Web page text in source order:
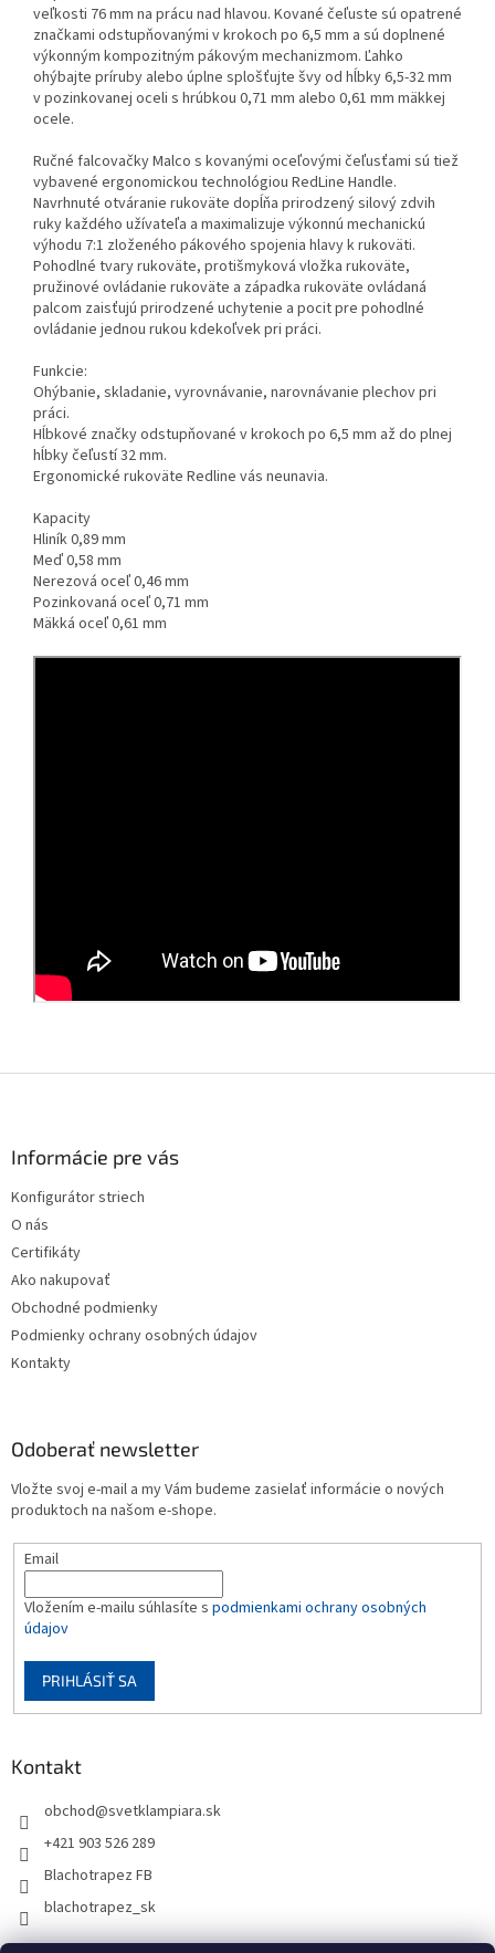
veľkosti 76 mm na prácu nad hlavou. Kované čeľuste sú opatrené
značkami odstupňovanými v krokoch po 6,5 mm a sú doplnené
výkonným kompozitným pákovým mechanizmom. Ľahko
ohýbajte príruby alebo úplne splošťujte švy od hĺbky 6,5-32 mm
v pozinkovanej oceli s hrúbkou 0,71 mm alebo 0,61 mm mäkkej
ocele.
Ručné falcovačky Malco s kovanými oceľovými čeľusťami sú tiež
vybavené ergonomickou technológiou RedLine Handle.
Navrhnuté otváranie rukoväte dopĺňa prirodzený silový zdvih
ruky každého užívateľa a maximalizuje výkonnú mechanickú
výhodu 7:1 zloženého pákového spojenia hlavy k rukoväti.
Pohodlné tvary rukoväte, protišmyková vložka rukoväte,
pružinové ovládanie rukoväte a západka rukoväte ovládaná
palcom zaisťujú prirodzené uchytenie a pocit pre pohodlné
ovládanie jednou rukou kdekoľvek pri práci.
Funkcie:
Ohýbanie, skladanie, vyrovnávanie, narovnávanie plechov pri
práci.
Hĺbkové značky odstupňované v krokoch po 6,5 mm až do plnej
hĺbky čeľustí 32 mm.
Ergonomické rukoväte Redline vás neunavia.
Kapacity
Hliník 0,89 mm
Meď 0,58 mm
Nerezová oceľ 0,46 mm
Pozinkovaná oceľ 0,71 mm
Mäkká oceľ 0,61 mm
Informácie pre vás
Konfigurátor striech
O nás
Certifikáty
Ako nakupovať
Obchodné podmienky
Podmienky ochrany osobných údajov
Kontakty
Odoberať newsletter
Vložte svoj e-mail a my Vám budeme zasielať informácie o nových
produktoch na našom e-shope.
Email
Vložením e-mailu súhlasíte s podmienkami ochrany osobných
údajov
PRIHLÁSIŤ SA
Kontakt
obchod@svetklampiara.sk
+421 903 526 289
Blachotrapez FB
blachotrapez_sk